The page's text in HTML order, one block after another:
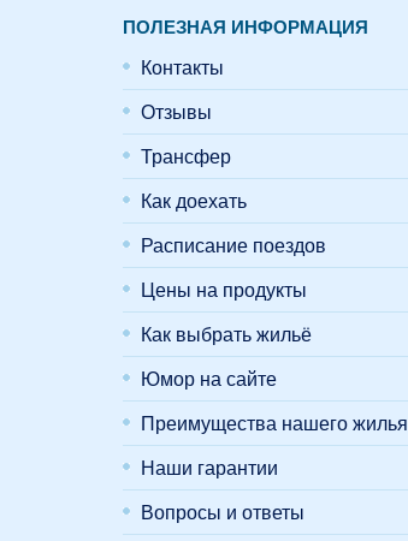
ПОЛЕЗНАЯ ИНФОРМАЦИЯ
Контакты
Отзывы
Трансфер
Как доехать
Расписание поездов
Цены на продукты
Как выбрать жильё
Юмор на сайте
Преимущества нашего жилья
Наши гарантии
Вопросы и ответы